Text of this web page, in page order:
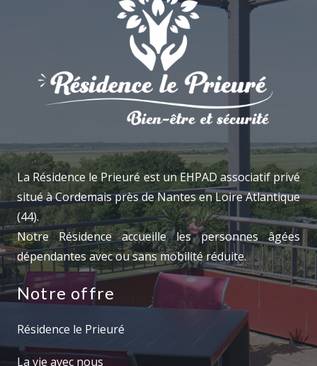
La Résidence le Prieuré est un EHPAD associatif privé
situé à Cordemais près de Nantes en Loire Atlantique
(44).
Notre Résidence accueille les personnes âgées
dépendantes avec ou sans mobilité réduite.
Notre offre
Résidence le Prieuré
La vie avec nous